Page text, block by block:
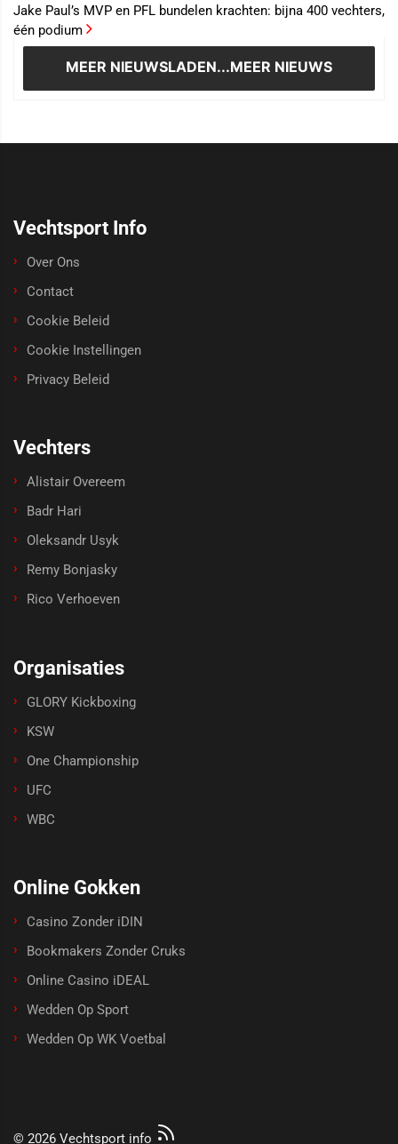
Jake Paul’s MVP en PFL bundelen krachten: bijna 400 vechters,
één podium
MEER NIEUWSLADEN...MEER NIEUWS
Vechtsport Info
Over Ons
Contact
Cookie Beleid
Cookie Instellingen
Privacy Beleid
Vechters
Alistair Overeem
Badr Hari
Oleksandr Usyk
Remy Bonjasky
Rico Verhoeven
Organisaties
GLORY Kickboxing
KSW
One Championship
UFC
WBC
Online Gokken
Casino Zonder iDIN
Bookmakers Zonder Cruks
Online Casino iDEAL
Wedden Op Sport
Wedden Op WK Voetbal
© 2026 Vechtsport info